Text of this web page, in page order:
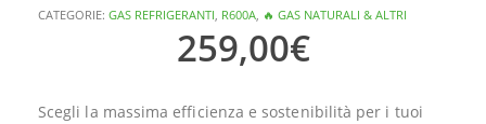
CATEGORIE: GAS REFRIGERANTI R600A 🔥 GAS NATURALI & ALTRI
259,00€
Scegli la massima efficienza e sostenibilità per i tuoi